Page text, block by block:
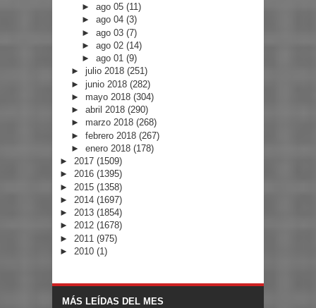
►ago 05(11)
►ago 04(3)
►ago 03(7)
►ago 02(14)
►ago 01(9)
► julio 2018 (251)
► junio 2018 (282)
► mayo 2018 (304)
► abril 2018 (290)
► marzo 2018 (268)
► febrero 2018 (267)
► enero 2018 (178)
► 2017 (1509)
► 2016 (1395)
► 2015 (1358)
► 2014 (1697)
► 2013 (1854)
► 2012 (1678)
► 2011 (975)
► 2010 (1)
MÁS LEÍDAS DEL MES